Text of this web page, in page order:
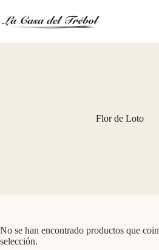
contenido
Flor de Loto
No se han encontrado productos que
selección.